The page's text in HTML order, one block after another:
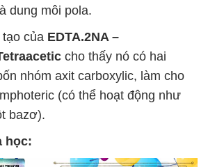
dung môi pola.
của EDTA.2NA –
cho thấy nó có hai
nhóm axit carboxylic, làm cho
(có thể hoạt động như
bazơ).
học: